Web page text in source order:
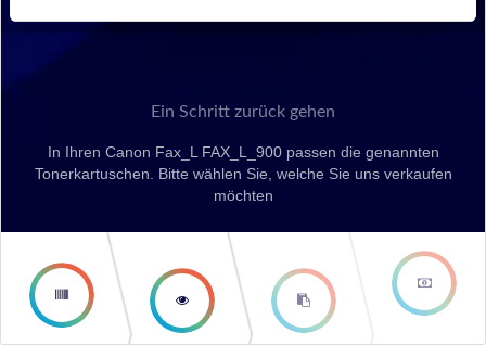
Ein Schritt zurück gehen
In Ihren Canon Fax_L FAX_L_900 passen die genannten
Tonerkartuschen. Bitte wählen Sie, welche Sie uns verkaufen
möchten
second
step
third step